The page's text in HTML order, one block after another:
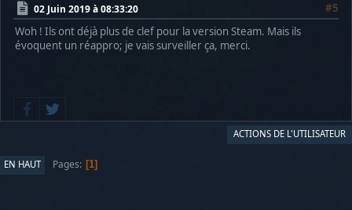
02 Juin 2019 à 08:33:20
#5
Woh ! Ils ont déjà plus de clef pour la version Steam. Mais ils
évoquent un réappro; je vais surveiller ça, merci.
ACTIONS DE L'UTILISATEUR
EN HAUT Pages 1